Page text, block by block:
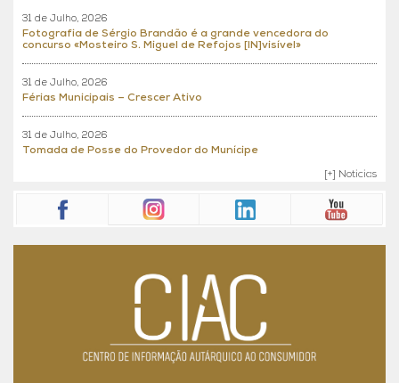
31 de Julho, 2026
Fotografia de Sérgio Brandão é a grande vencedora do
concurso «Mosteiro S. Miguel de Refojos [IN]visível»
31 de Julho, 2026
Férias Municipais – Crescer Ativo
31 de Julho, 2026
Tomada de Posse do Provedor do Munícipe
[+] Noticias